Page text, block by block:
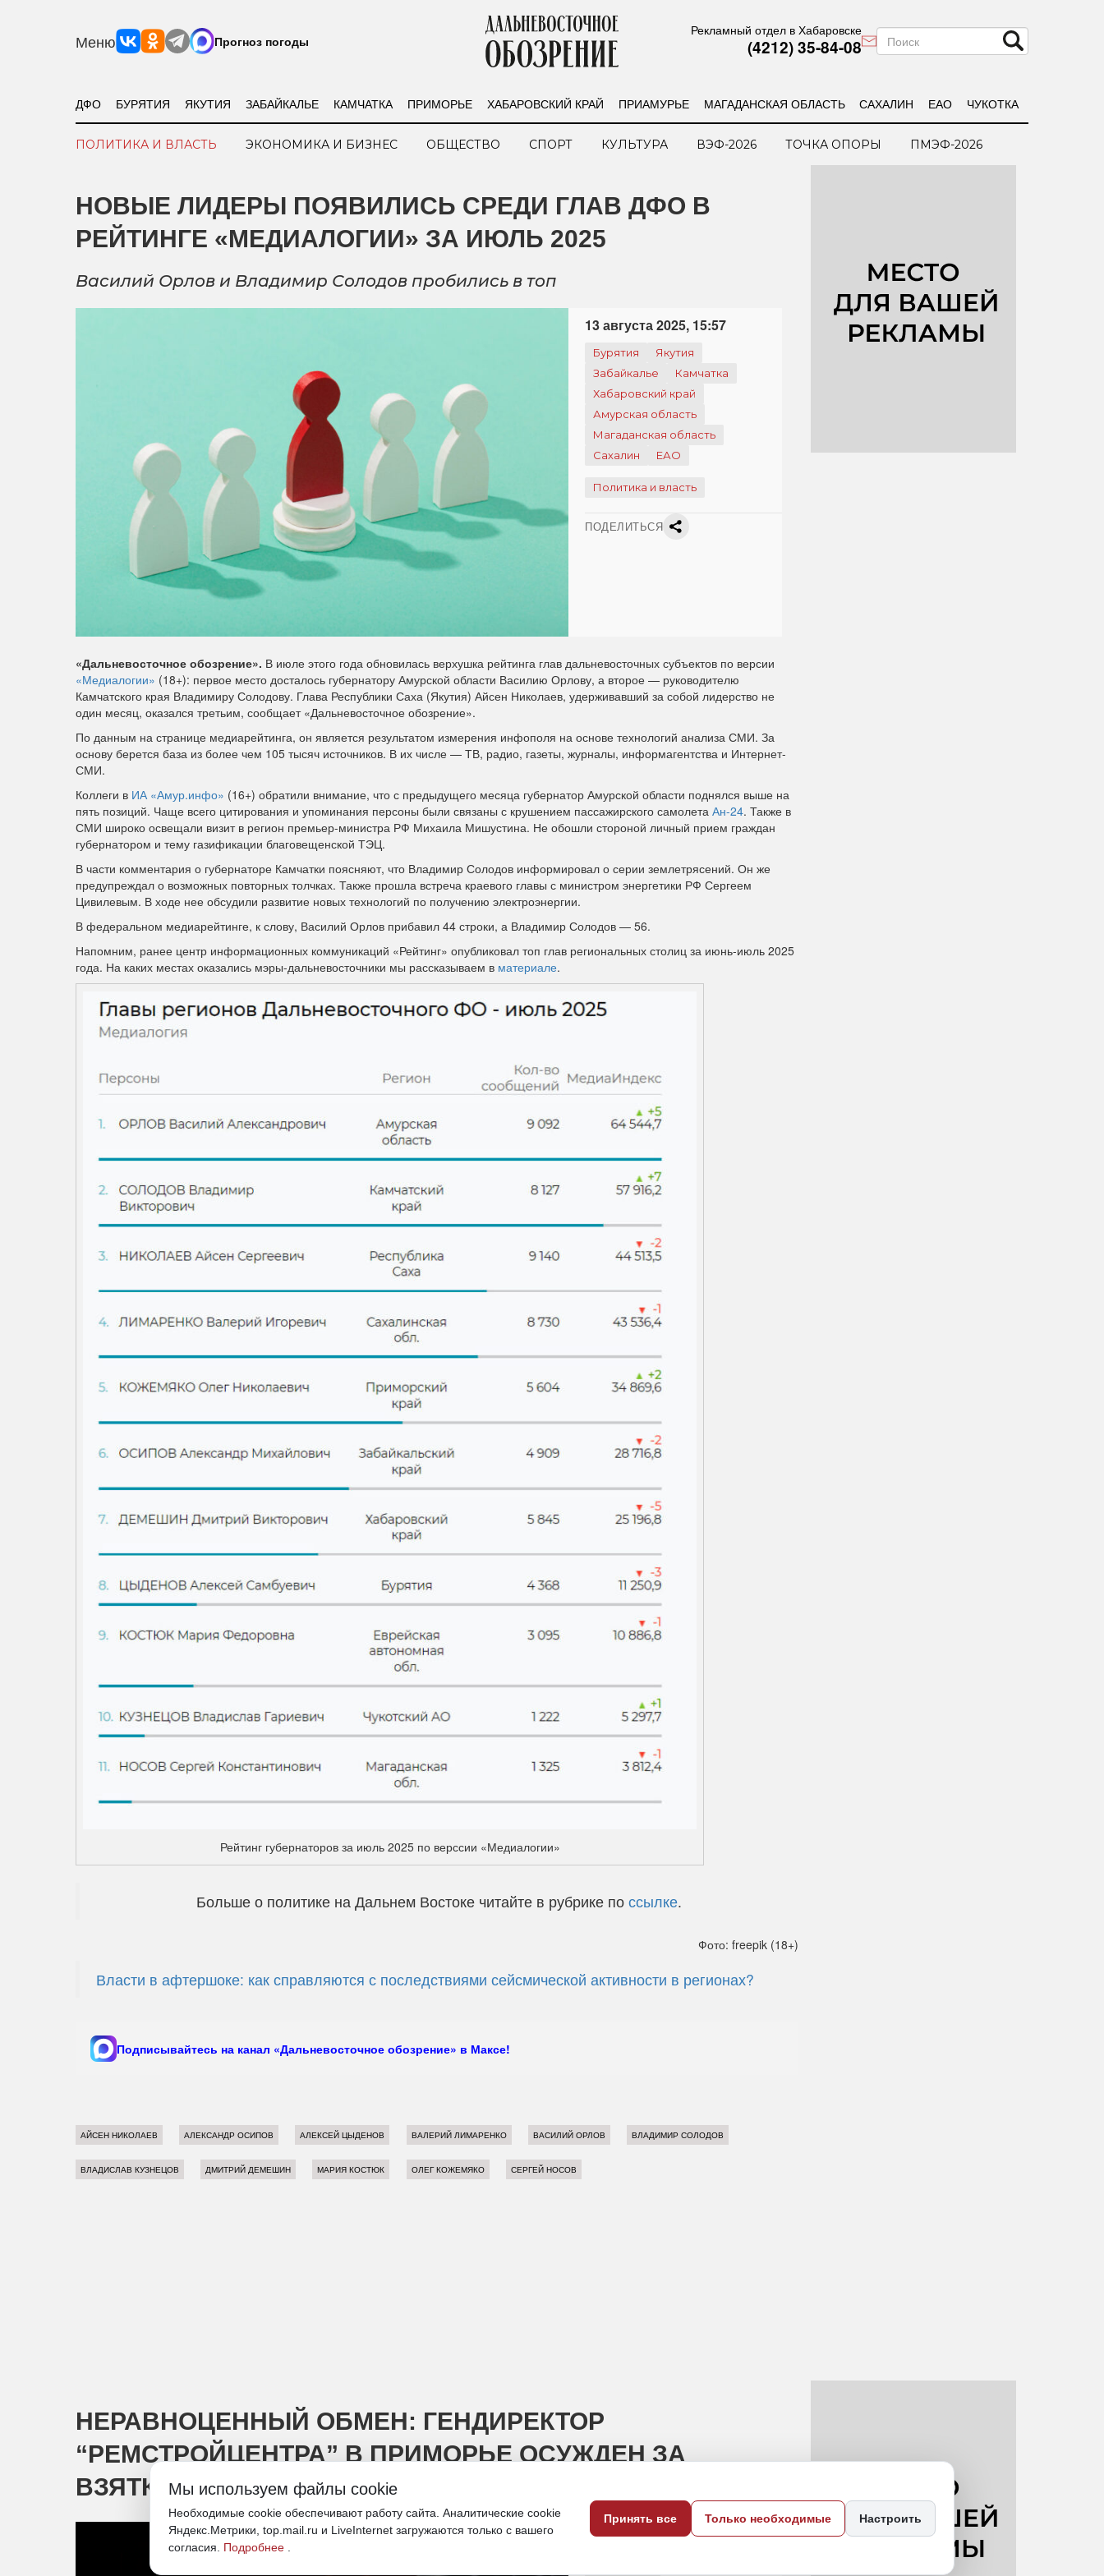
Меню Прогноз погоды
Рекламный отдел в Хабаровске
(4212) 35-84-08
ДФО БУРЯТИЯ ЯКУТИЯ ЗАБАЙКАЛЬЕ КАМЧАТКА ПРИМОРЬЕ ХАБАРОВСКИЙ КРАЙ ПРИАМУРЬЕ МАГАДАНСКАЯ ОБЛАСТЬ САХАЛИН ЕАО ЧУКОТКА
ПОЛИТИКА И ВЛАСТЬ ЭКОНОМИКА И БИЗНЕС ОБЩЕСТВО СПОРТ КУЛЬТУРА ВЭФ-2026 ТОЧКА ОПОРЫ ПМЭФ-2026
НОВЫЕ ЛИДЕРЫ ПОЯВИЛИСЬ СРЕДИ ГЛАВ ДФО В
РЕЙТИНГЕ «МЕДИАЛОГИИ» ЗА ИЮЛЬ 2025
Василий Орлов и Владимир Солодов пробились в топ
13 августа 2025, 15:57
Бурятия
Якутия
Забайкалье
Камчатка
Хабаровский край
Амурская область
Магаданская область
Сахалин
ЕАО
Политика и власть
ПОДЕЛИТЬСЯ
«Дальневосточное обозрение». В июле этого года обновилась верхушка рейтинга глав дальневосточных субъектов по версии
«Медиалогии» (18+): первое место досталось губернатору Амурской области Василию Орлову, а второе — руководителю
Камчатского края Владимиру Солодову. Глава Республики Саха (Якутия) Айсен Николаев, удерживавший за собой лидерство не
один месяц, оказался третьим, сообщает «Дальневосточное обозрение».
По данным на странице медиарейтинга, он является результатом измерения инфополя на основе технологий анализа СМИ. За
основу берется база из более чем 105 тысяч источников. В их числе — ТВ, радио, газеты, журналы, информагентства и Интернет-
СМИ.
Коллеги в ИА «Амур.инфо» (16+) обратили внимание, что с предыдущего месяца губернатор Амурской области поднялся выше на
пять позиций. Чаще всего цитирования и упоминания персоны были связаны с крушением пассажирского самолета Ан-24. Также в
СМИ широко освещали визит в регион премьер-министра РФ Михаила Мишустина. Не обошли стороной личный прием граждан
губернатором и тему газификации благовещенской ТЭЦ.
В части комментария о губернаторе Камчатки поясняют, что Владимир Солодов информировал о серии землетрясений. Он же
предупреждал о возможных повторных толчках. Также прошла встреча краевого главы с министром энергетики РФ Сергеем
Цивилевым. В ходе нее обсудили развитие новых технологий по получению электроэнергии.
В федеральном медиарейтинге, к слову, Василий Орлов прибавил 44 строки, а Владимир Солодов — 56.
Напомним, ранее центр информационных коммуникаций «Рейтинг» опубликовал топ глав региональных столиц за июнь-июль 2025
года. На каких местах оказались мэры-дальневосточники мы рассказываем в материале.
Рейтинг губернаторов за июль 2025 по верссии «Медиалогии»
Больше о политике на Дальнем Востоке читайте в рубрике по ссылке.
Фото: freepik (18+)
Власти в афтершоке: как справляются с последствиями сейсмической активности в регионах?
Подписывайтесь на канал «Дальневосточное обозрение» в Максе!
АЙСЕН НИКОЛАЕВ АЛЕКСАНДР ОСИПОВ АЛЕКСЕЙ ЦЫДЕНОВ ВАЛЕРИЙ ЛИМАРЕНКО ВАСИЛИЙ ОРЛОВ ВЛАДИМИР СОЛОДОВ
ВЛАДИСЛАВ КУЗНЕЦОВ ДМИТРИЙ ДЕМЕШИН МАРИЯ КОСТЮК ОЛЕГ КОЖЕМЯКО СЕРГЕЙ НОСОВ
НЕРАВНОЦЕННЫЙ ОБМЕН: ГЕНДИРЕКТОР
“РЕМСТРОЙЦЕНТРА” В ПРИМОРЬЕ ОСУЖДЕН ЗА
ВЗЯТКУ ЧИНОВНИЦЕ
13 августа 2025, 14:52
Мы используем файлы cookie
Необходимые cookie обеспечивают работу сайта. Аналитические cookie
Яндекс.Метрики, top.mail.ru и LiveInternet загружаются только с вашего
согласия. Подробнее
Принять все Только необходимые Настроить